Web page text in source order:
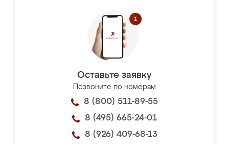
Оставьте заявку
Позвоните по номерам
8 (800) 511-89-55
8 (495) 665-24-01
8 (926) 409-68-13